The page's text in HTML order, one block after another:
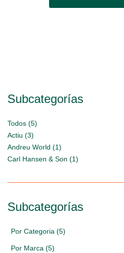
Subcategorías
Todos (5)
Actiu (3)
Andreu World (1)
Carl Hansen & Son (1)
Subcategorías
Por Categoria (5)
Por Marca (5)